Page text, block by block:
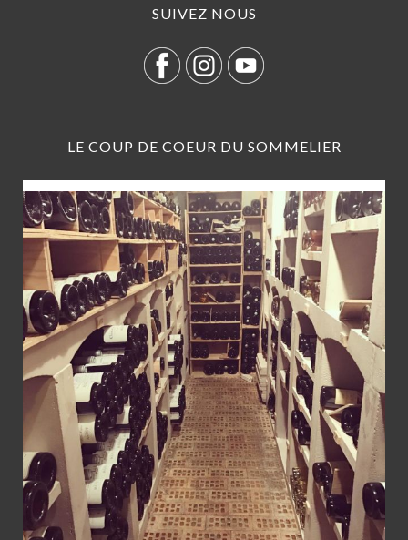
SUIVEZ NOUS
LE COUP DE COEUR DU SOMMELIER